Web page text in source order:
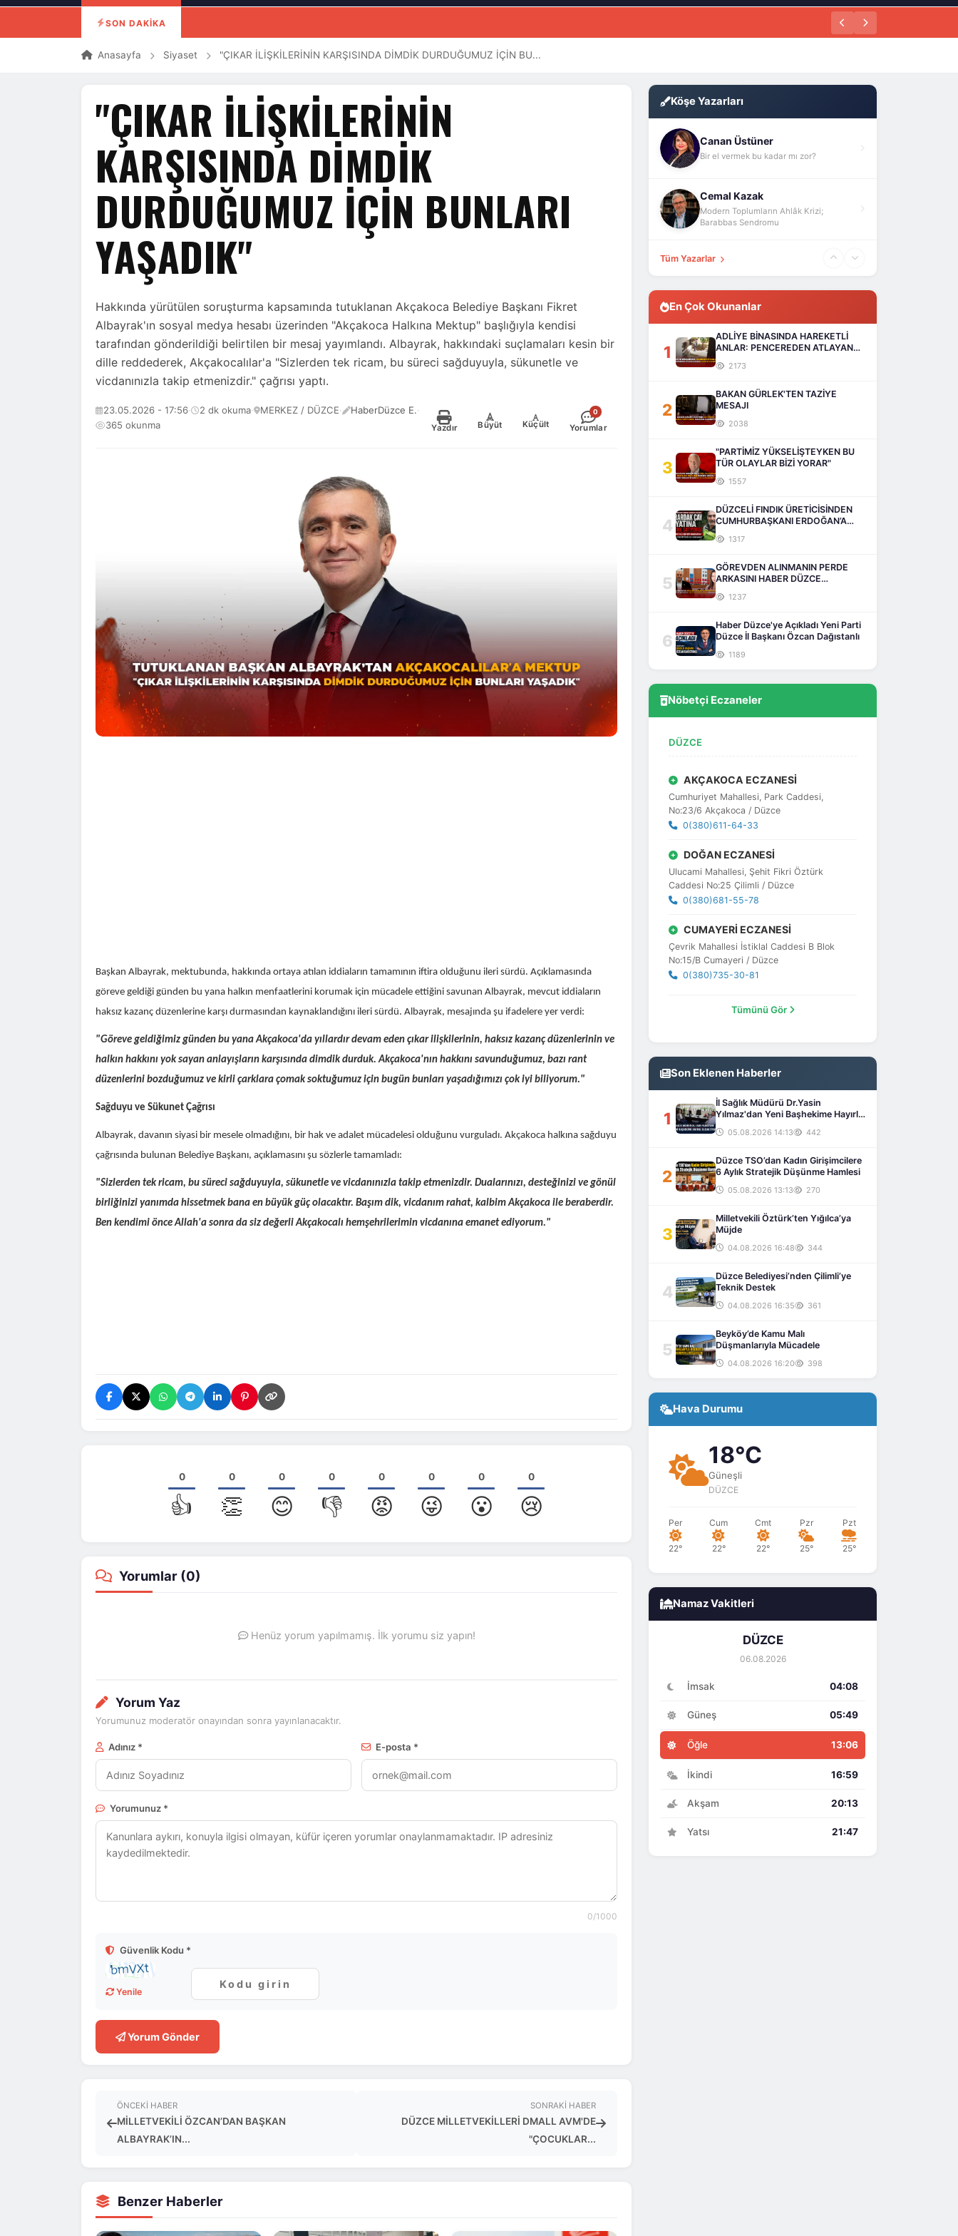
SON DAKİKA
Anasayfa Siyaset "ÇIKAR İLİŞKİLERİNİN KARŞISINDA DİMDİK DURDUĞUMUZ İÇİN BU...
"ÇIKAR İLİŞKİLERİNİN
KARŞISINDA DİMDİK
DURDUĞUMUZ İÇİN BUNLARI
YAŞADIK"
Hakkında yürütülen soruşturma kapsamında tutuklanan Akçakoca Belediye Başkanı Fikret
Albayrak'ın sosyal medya hesabı üzerinden "Akçakoca Halkına Mektup" başlığıyla kendisi
tarafından gönderildiği belirtilen bir mesaj yayımlandı. Albayrak, hakkındaki suçlamaları kesin bir
dille reddederek, Akçakocalılar'a "Sizlerden tek ricam, bu süreci sağduyuyla, sükunetle ve
vicdanınızla takip etmenizdir." çağrısı yaptı.
23.05.2026 - 17:56· 2 dk okuma· MERKEZ / DÜZCE· HaberDüzce E.·
365 okunma
Yazdır
+
Büyüt
-
Küçült
0
Yorumlar
Başkan Albayrak, mektubunda, hakkında ortaya atılan iddiaların tamamının iftira olduğunu ileri sürdü. Açıklamasında
göreve geldiği günden bu yana halkın menfaatlerini korumak için mücadele ettiğini savunan Albayrak, mevcut iddiaların
haksız kazanç düzenlerine karşı durmasından kaynaklandığını ileri sürdü. Albayrak, mesajında şu ifadelere yer verdi:
"Göreve geldiğimiz günden bu yana Akçakoca'da yıllardır devam eden çıkar ilişkilerinin, haksız kazanç düzenlerinin ve
halkın hakkını yok sayan anlayışların karşısında dimdik durduk. Akçakoca'nın hakkını savunduğumuz, bazı rant
düzenlerini bozduğumuz ve kirli çarklara çomak soktuğumuz için bugün bunları yaşadığımızı çok iyi biliyorum."
Sağduyu ve Sükunet Çağrısı
Albayrak, davanın siyasi bir mesele olmadığını, bir hak ve adalet mücadelesi olduğunu vurguladı. Akçakoca halkına sağduyu
çağrısında bulunan Belediye Başkanı, açıklamasını şu sözlerle tamamladı:
"Sizlerden tek ricam, bu süreci sağduyuyla, sükunetle ve vicdanınızla takip etmenizdir. Dualarınızı, desteğinizi ve gönül
birliğinizi yanımda hissetmek bana en büyük güç olacaktır. Başım dik, vicdanım rahat, kalbim Akçakoca ile beraberdir.
Ben kendimi önce Allah'a sonra da siz değerli Akçakocalı hemşehrilerimin vicdanına emanet ediyorum."
0
👍
0
👏
0
😊
0
👎
0
😡
0
😜
0
😮
0
😢
Yorumlar (0)
Henüz yorum yapılmamış. İlk yorumu siz yapın!
Yorum Yaz
Yorumunuz moderatör onayından sonra yayınlanacaktır.
Adınız * E-posta *
Yorumunuz *
0/1000
Güvenlik Kodu *
Yenile
Yorum Gönder
ÖNCEKI HABER
MİLLETVEKİLİ ÖZCAN’DAN BAŞKAN
ALBAYRAK’IN...
SONRAKI HABER
DÜZCE MİLLETVEKİLLERİ DMALL AVM'DE
"ÇOCUKLAR...
Benzer Haberler
Köşe Yazarları
Canan Üstüner
Bir el vermek bu kadar mı zor?
Cemal Kazak
Modern Toplumların Ahlâk Krizi;
Barabbas Sendromu
Tüm Yazarlar
En Çok Okunanlar
1
ADLİYE BİNASINDA HAREKETLİ
ANLAR: PENCEREDEN ATLAYAN
2173
2
BAKAN GÜRLEK'TEN TAZİYE
MESAJI
2038
3
"PARTİMİZ YÜKSELİŞTEYKEN BU
TÜR OLAYLAR BİZİ YORAR"
1557
4
DÜZCELİ FINDIK ÜRETİCİSİNDEN
CUMHURBAŞKANI ERDOĞAN’A
1317
5
GÖREVDEN ALINMANIN PERDE
ARKASINI HABER DÜZCE
1237
6
Haber Düzce'ye Açıkladı Yeni Parti
Düzce İl Başkanı Özcan Dağıstanlı
1189
Nöbetçi Eczaneler
DÜZCE
AKÇAKOCA ECZANESİ
Cumhuriyet Mahallesi, Park Caddesi,
No:23/6 Akçakoca / Düzce
0(380)611-64-33
DOĞAN ECZANESİ
Ulucami Mahallesi, Şehit Fikri Öztürk
Caddesi No:25 Çilimli / Düzce
0(380)681-55-78
CUMAYERİ ECZANESİ
Çevrik Mahallesi İstiklal Caddesi B Blok
No:15/B Cumayeri / Düzce
0(380)735-30-81
Tümünü Gör
Son Eklenen Haberler
1
İl Sağlık Müdürü Dr.Yasin
Yılmaz'dan Yeni Başhekime Hayırlı
Olsun Ziyareti
05.08.2026 14:13 442
2
Düzce TSO’dan Kadın Girişimcilere
6 Aylık Stratejik Düşünme Hamlesi
05.08.2026 13:13 270
3
Milletvekili Öztürk’ten Yığılca’ya
Müjde
04.08.2026 16:48 344
4
Düzce Belediyesi’nden Çilimli’ye
Teknik Destek
04.08.2026 16:35 361
5
Beyköy’de Kamu Malı
Düşmanlarıyla Mücadele
04.08.2026 16:20 398
Hava Durumu
18°C
Güneşli
DÜZCE
Per
22°
Cum
22°
Cmt
22°
Pzr
25°
Pzt
25°
Namaz Vakitleri
DÜZCE
06.08.2026
İmsak 04:08
Güneş 05:49
Öğle 13:06
İkindi 16:59
Akşam 20:13
Yatsı 21:47